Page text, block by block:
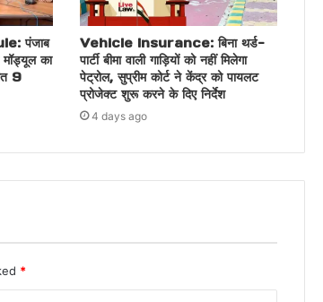
पंजाब
का
9
Vehicle Insurance: बिना थर्ड-
पार्टी बीमा वाली गाड़ियों को नहीं मिलेगा
पेट्रोल, सुप्रीम कोर्ट ने केंद्र को पायलट
प्रोजेक्ट शुरू करने के दिए निर्देश
4 days ago
*